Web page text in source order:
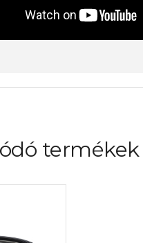
termékek